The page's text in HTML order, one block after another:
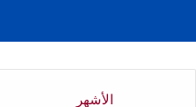
الأشهر